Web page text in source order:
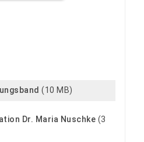
(10 MB)
Dr. Maria Nuschke (3